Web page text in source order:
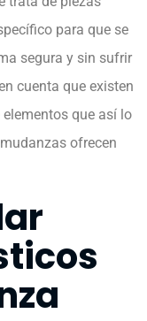
para que se
segura y sin sufrir
cuenta que existen
que así lo
ofrecen